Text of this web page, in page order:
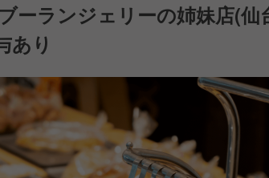
ーランジェリーの姉妹店(仙
あり